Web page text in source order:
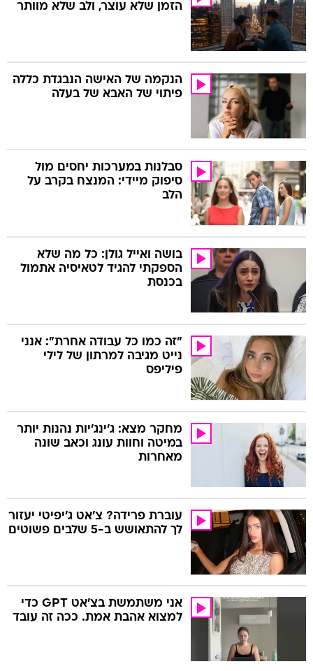
הזמן שלא עוצר, ולב שלא מוותר
הנקמה של האישה הנבגדת כללה
פיתוי של האבא של בעלה
סבלנות במערכות יחסים מול
סיפוק מיידי: המנצח בקרב על
הלב
בושה ואייל גולן: כל מה שלא
הספקתי להגיד לטאיסיה אתמול
בכנסת
"זה כמו כל עבודה אחרת": אנני
נייט מגיבה למרתון של לילי
פיליפס
מחקר מצא: ג'ינג'יות נהנות יותר
במיטה וחוות עונג וכאב שונה
מאחרות
עוברת פרידה? צ'אט ג'יפיטי יעזור
לך להתאושש ב-5 שלבים פשוטים
אני משתמשת בצ'אט GPT כדי
למצוא אהבת אמת. ככה זה עובד